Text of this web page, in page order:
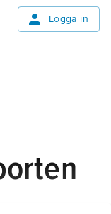
Logga in